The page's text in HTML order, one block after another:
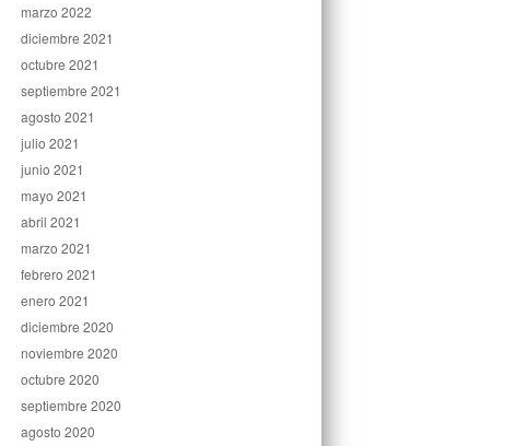
marzo 2022
diciembre 2021
octubre 2021
septiembre 2021
agosto 2021
julio 2021
junio 2021
mayo 2021
abril 2021
marzo 2021
febrero 2021
enero 2021
diciembre 2020
noviembre 2020
octubre 2020
septiembre 2020
agosto 2020